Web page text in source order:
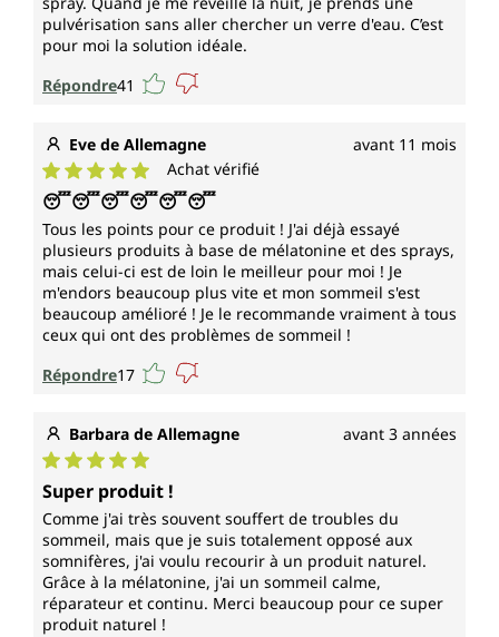
pulvérisation sans aller chercher un verre d'eau. C’est
pour moi la solution idéale.
Répondre41
Eve de Allemagne avant 11 mois
Note moyenne de 5 sur 5 étoiles
Achat vérifié
😴😴😴😴😴😴
Tous les points pour ce produit ! J'ai déjà essayé
plusieurs produits à base de mélatonine et des sprays,
mais celui-ci est de loin le meilleur pour moi ! Je
m'endors beaucoup plus vite et mon sommeil s'est
beaucoup amélioré ! Je le recommande vraiment à tous
ceux qui ont des problèmes de sommeil !
Répondre17
Barbara de Allemagne avant 3 années
Note moyenne de 5 sur 5 étoiles
Super produit !
Comme j'ai très souvent souffert de troubles du
sommeil, mais que je suis totalement opposé aux
somnifères, j'ai voulu recourir à un produit naturel.
Grâce à la mélatonine, j'ai un sommeil calme,
réparateur et continu. Merci beaucoup pour ce super
produit naturel !